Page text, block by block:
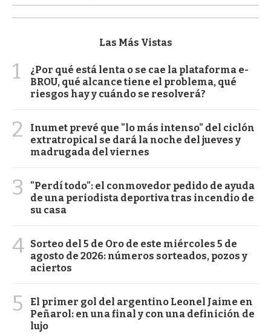
Las Más Vistas
1
¿Por qué está lenta o se cae la plataforma e-
BROU, qué alcance tiene el problema, qué
riesgos hay y cuándo se resolverá?
2
Inumet prevé que "lo más intenso" del ciclón
extratropical se dará la noche del jueves y
madrugada del viernes
3
"Perdí todo": el conmovedor pedido de ayuda
de una periodista deportiva tras incendio de
su casa
4 Sorteo del 5 de Oro de este miércoles 5 de
agosto de 2026: números sorteados, pozos y
aciertos
5
El primer gol del argentino Leonel Jaime en
Peñarol: en una final y con una definición de
lujo